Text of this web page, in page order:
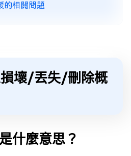
的相關問題
壞/丟失/刪除概
什麼意思？